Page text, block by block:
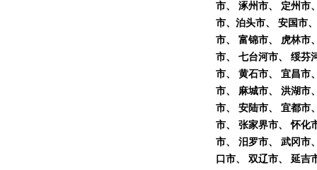
市、 涿州市、 定州市
市、泊头市、 安国市
市、 富锦市、 虎林市
市、 七台河市、 绥芬
市、 黄石市、 宜昌市
市、 麻城市、 洪湖市
市、 安陆市、 宜都市
市、 张家界市、 怀化
市、 汨罗市、 武冈市
口市、 双辽市、 延吉